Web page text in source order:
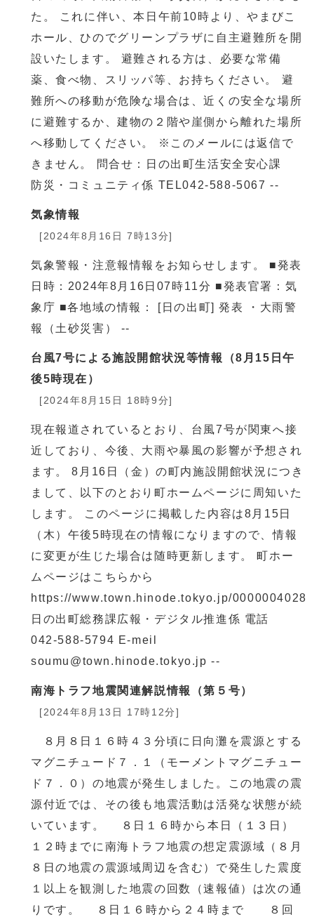
た。 これに伴い、本日午前10時より、やまびこ
ホール、ひのでグリーンプラザに自主避難所を開
設いたします。 避難される方は、必要な常備
薬、食べ物、スリッパ等、お持ちください。 避
難所への移動が危険な場合は、近くの安全な場所
に避難するか、建物の２階や崖側から離れた場所
へ移動してください。 ※このメールには返信で
きません。 問合せ：日の出町生活安全安心課
防災・コミュニティ係 TEL042-588-5067 --
気象情報
[2024年8月16日 7時13分]
気象警報・注意報情報をお知らせします。 ■発表
日時：2024年8月16日07時11分 ■発表官署：気
象庁 ■各地域の情報： [日の出町] 発表 ・大雨警
報（土砂災害） --
台風7号による施設開館状況等情報（8月15日午
後5時現在）
[2024年8月15日 18時9分]
現在報道されているとおり、台風7号が関東へ接
近しており、今後、大雨や暴風の影響が予想され
ます。 8月16日（金）の町内施設開館状況につき
まして、以下のとおり町ホームページに周知いた
します。 このページに掲載した内容は8月15日
（木）午後5時現在の情報になりますので、情報
に変更が生じた場合は随時更新します。 町ホー
ムページはこちらから
https://www.town.hinode.tokyo.jp/
日の出町総務課広報・デジタル推進係 電話
042-588-5794 E-meil
soumu@town.hinode.tokyo.jp --
南海トラフ地震関連解説情報（第５号）
[2024年8月13日 17時12分]
８月８日１６時４３分頃に日向灘を震源とする
マグニチュード７．１（モーメントマグニチュー
ド７．０）の地震が発生しました。この地震の震
源付近では、その後も地震活動は活発な状態が続
いています。 ８日１６時から本日（１３日）
１２時までに南海トラフ地震の想定震源域（８月
８日の地震の震源域周辺を含む）で発生した震度
１以上を観測した地震の回数（速報値）は次の通
りです。 ８日１６時から２４時まで ８回